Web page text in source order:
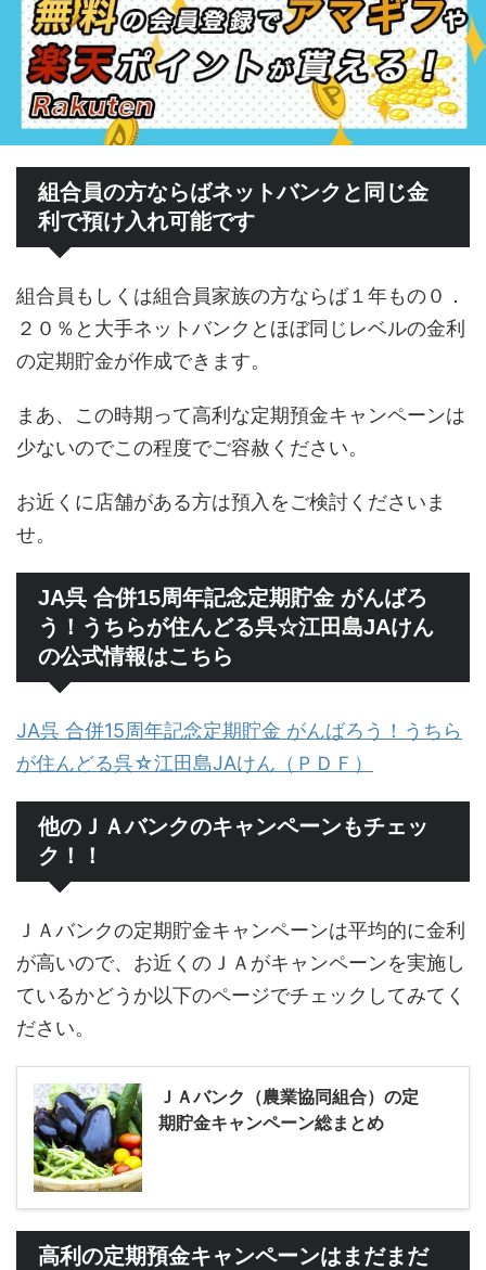
組合員の方ならばネットバンクと同じ金
利で預け入れ可能です
組合員もしくは組合員家族の方ならば１年もの０．
２０％と大手ネットバンクとほぼ同じレベルの金利
の定期貯金が作成できます。
まあ、この時期って高利な定期預金キャンペーンは
少ないのでこの程度でご容赦ください。
お近くに店舗がある方は預入をご検討くださいま
せ。
JA呉 合併15周年記念定期貯金 がんばろ
う！うちらが住んどる呉☆江田島JAけん
の公式情報はこちら
JA呉 合併15周年記念定期貯金 がんばろう！うちら
が住んどる呉☆江田島JAけん（ＰＤＦ）
他のＪＡバンクのキャンペーンもチェッ
ク！！
ＪＡバンクの定期貯金キャンペーンは平均的に金利
が高いので、お近くのＪＡがキャンペーンを実施し
ているかどうか以下のページでチェックしてみてく
ださい。
ＪＡバンク（農業協同組合）の定
期貯金キャンペーン総まとめ
高利の定期預金キャンペーンはまだまだ